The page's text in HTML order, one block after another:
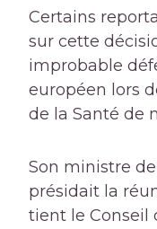
Certains
sur cette
improbable
européen lors
de la Santé de
Son ministre
présidait la
tient le Conseil